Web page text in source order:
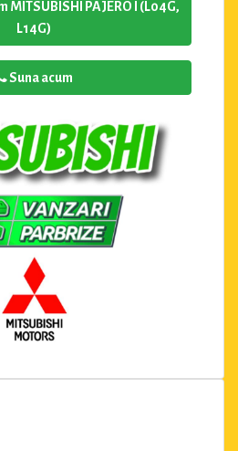
MITSUBISHI PAJERO I (L04G,
L14G)
Suna acum